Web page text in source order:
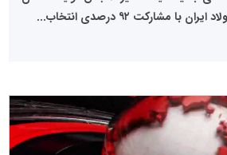
ایران با مشارکت ۹۲ درصدی انتخاب...